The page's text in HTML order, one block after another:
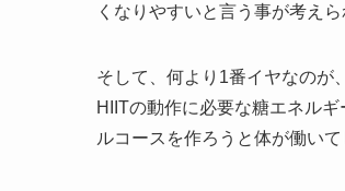
くなりやすいと言う事が考えら
そして、何より1番イヤなのが、
HIITの動作に必要な糖エネル
ルコースを作ろうと体が働いて